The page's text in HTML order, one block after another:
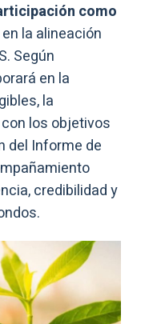
como
la alineación
Según
en la
la
los objetivos
del Informe de
credibilidad y